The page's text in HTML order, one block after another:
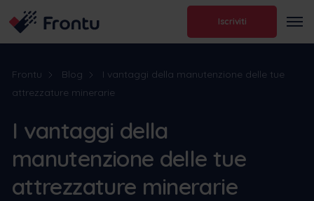
Iscriviti
Frontu Blog
I vantaggi della manutenzione delle tue
attrezzature minerarie
I vantaggi della
manutenzione delle tue
attrezzature minerarie